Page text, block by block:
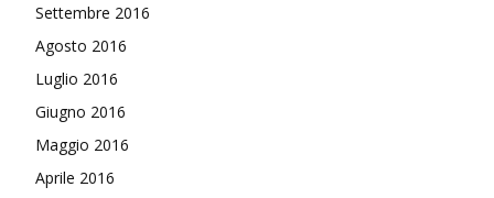
Settembre 2016
Agosto 2016
Luglio 2016
Giugno 2016
Maggio 2016
Aprile 2016